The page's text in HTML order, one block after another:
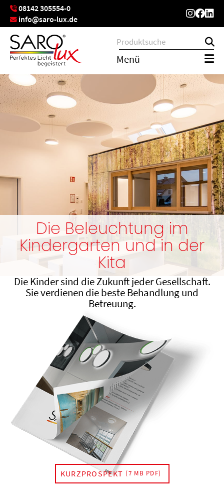
08142 305554-0
info@saro-lux.de
Menü
Die Beleuchtung im
Kindergarten und in der
Kita
Die Kinder sind die Zukunft jeder Gesellschaft.
Sie verdienen die beste Behandlung und
Betreuung.
KURZPROSPEKT (7 MB PDF)